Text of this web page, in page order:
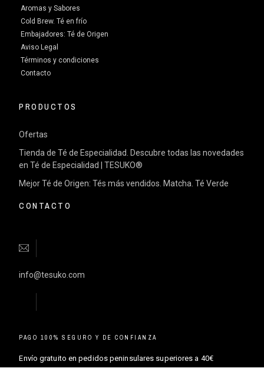
Aromas y Sabores
Cold Brew. Té en frío
Embajadores: Té de Origen
Aviso Legal
Términos y condiciones
Contacto
PRODUCTOS
Ofertas
Tienda de Té de Especialidad. Descubre todas las novedades
en Té de Especialidad | TESUKO®
Mejor Té de Origen: Tés más vendidos. Matcha. Té Verde
CONTACTO
info@tesuko.com
PAGO 100% SEGURO Y DE CONFIANZA
Envío gratuito en pedidos peninsulares superiores a 40€